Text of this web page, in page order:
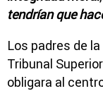
tendrían que
Los padres de
Tribunal
obligara al